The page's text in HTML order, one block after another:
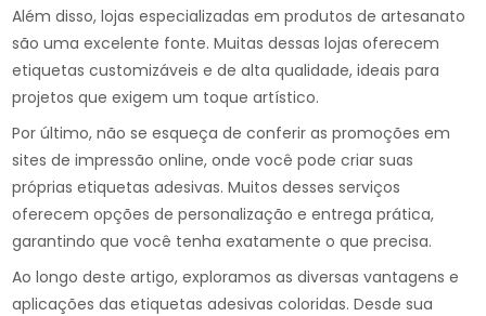
Além disso, lojas especializadas em produtos de artesanato
são uma excelente fonte. Muitas dessas lojas oferecem
etiquetas customizáveis e de alta qualidade, ideais para
projetos que exigem um toque artístico.
Por último, não se esqueça de conferir as promoções em
sites de impressão online, onde você pode criar suas
próprias etiquetas adesivas. Muitos desses serviços
oferecem opções de personalização e entrega prática,
garantindo que você tenha exatamente o que precisa.
Ao longo deste artigo, exploramos as diversas vantagens e
aplicações das etiquetas adesivas coloridas. Desde sua